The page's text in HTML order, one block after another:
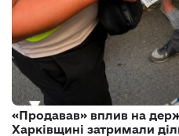
«Продавав» вплив на
Харківщині затримали